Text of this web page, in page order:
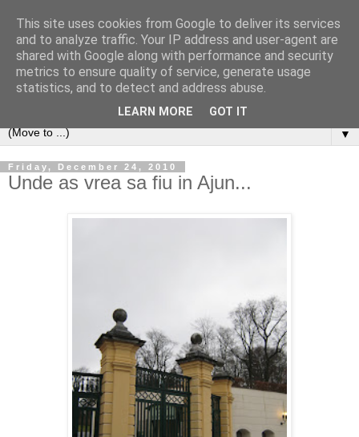
▼
Friday, December 24, 2010
Unde as vrea sa fiu in Ajun...
This site uses cookies from Google to deliver its services
and to analyze traffic. Your IP address and user-agent are
shared with Google along with performance and security
metrics to ensure quality of service, generate usage
statistics, and to detect and address abuse.
LEARN MORE GOT IT